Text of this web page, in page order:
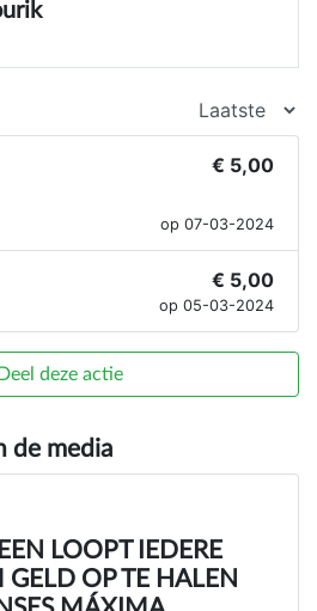
€ 5,00
op 07-03-2024
€ 5,00
op 05-03-2024
Deel deze actie
de media
LOOPT IEDERE
OP TE HALEN